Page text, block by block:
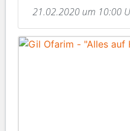
21.02.2020 um 10:00